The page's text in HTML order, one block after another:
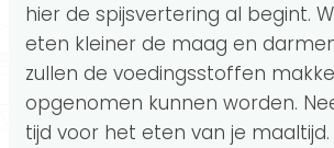
hier de spijsvertering al begint.
eten kleiner de maag en
zullen de voedingsstoffen
opgenomen kunnen worden.
tijd voor het eten van je maaltijd.